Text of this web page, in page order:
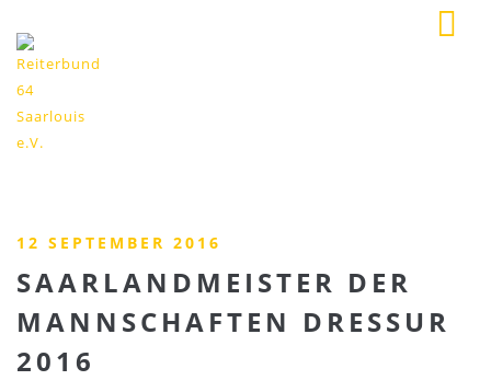
12 SEPTEMBER 2016
SAARLANDMEISTER DER
MANNSCHAFTEN DRESSUR
2016